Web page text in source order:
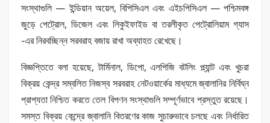
সংস্থাগুলি — ইন্ডিয়ান অয়েল, বিপিসিএল এবং এইচপিসিএল — পশ্চিমবঙ্গ
জুড়ে পেট্রোল, ডিজেল এবং লিকুইফাইড বা তরলীকৃত পেট্রোলিয়াম গ্যাস
-এর নিরবচ্ছিন্ন সরবরাহ বজায় রাখা অব্যাহত রেখেছে।
বিজ্ঞপ্তিতে বলা হয়েছে, টার্মিনাল, ডিপো, এলপিজি বটলিং প্ল্যান্ট এবং খুচরা
বিক্রয় কেন্দ্র সম্বলিত নিজস্ব সরবরাহ নেটওয়ার্কের মাধ্যমে জ্বালানির নির্বিঘ্ন
প্রাপ্যতা নিশ্চিত করতে তেল বিপণন সংস্থাগুলি সম্পূর্ণভাবে প্রস্তুত রয়েছে।
সমস্ত বিক্রয় কেন্দ্রে জ্বালানি বিতরণের কাজ সুচারুভাবে চলছে এবং নির্ধারিত